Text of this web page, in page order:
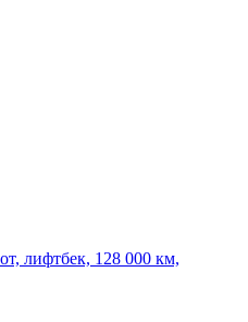
лифтбек, 128 000 км,